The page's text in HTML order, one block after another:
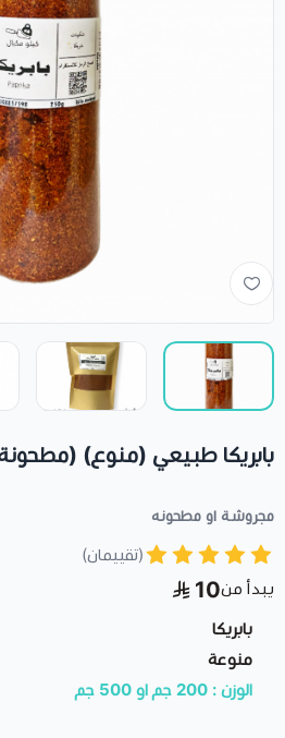
بابريكا طبيعي (منوع)
مجروشة او مطحونه
(تقييمان)
يبدأ من10
بابريكا
منوعة
الوزن : 200 جم او 500 جم